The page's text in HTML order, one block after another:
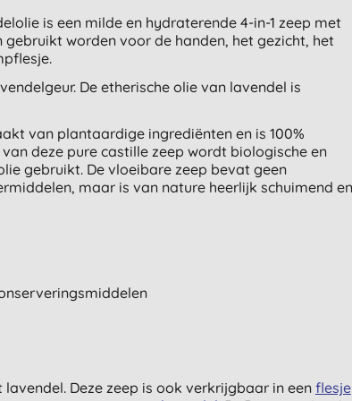
is een milde en hydraterende 4-in-1 zeep met
worden voor de handen, het gezicht, het
De etherische olie van lavendel is
van plantaardige ingrediënten en is 100%
deze pure castille zeep wordt biologische en
gebruikt. De vloeibare zeep bevat geen
maar is van nature heerlijk schuimend en
Deze zeep is ook verkrijgbaar in een flesje